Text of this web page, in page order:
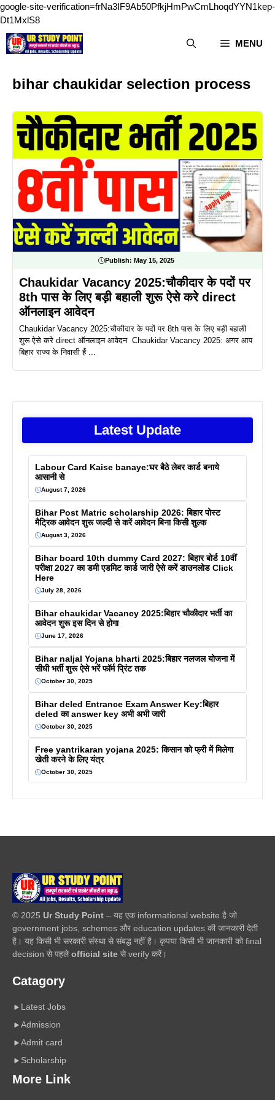
google-site-verification=frNa3IF9Ab50PfkjHmPwCmLhoqdYYN1kep-
Dt1MxlS8Skip
to
content
MENU
bihar chaukidar selection process
Publish: May 15, 2025
Chaukidar Vacancy 2025:चौकीदार के पदों पर
8th पास के लिए बड़ी बहाली शुरू ऐसे करे direct
ऑनलाइन आवेदन
Chaukidar Vacancy 2025:चौकीदार के पदों पर 8th पास के लिए बड़ी बहाली
शुरू ऐसे करे direct ऑनलाइन आवेदन Chaukidar Vacancy 2025: अगर आप
बिहार राज्य के निवासी हैं ...
Latest Update
Labour Card Kaise banaye:घर बैठे लेबर कार्ड बनाये
आसानी से
August 7, 2026
Bihar Post Matric scholarship 2026: बिहार पोस्ट
मैट्रिक आवेदन शुरू जल्दी से करें आवेदन बिना किसी शुल्क
August 3, 2026
Bihar board 10th dummy Card 2027: बिहार बोर्ड 10वीं
परीक्षा 2027 का डमी एडमिट कार्ड जारी ऐसे करें डाउनलोड Click
Here
July 28, 2026
Bihar chaukidar Vacancy 2025:बिहार चौकीदार भर्ती का
आवेदन शुरू इस दिन से होगा
June 17, 2026
Bihar naljal Yojana bharti 2025:बिहार नलजल योजना में
सीधी भर्ती शुरू ऐसे भरें फॉर्म प्रिंट तक
October 30, 2025
Bihar deled Entrance Exam Answer Key:बिहार
deled का answer key अभी अभी जारी
October 30, 2025
Free yantrikaran yojana 2025: किसान को फ्री में मिलेगा
खेती करने के लिए यंत्र
October 30, 2025
© 2025 Ur Study Point – यह एक informational website है जो
government jobs, schemes और education updates की जानकारी देती
है। यह किसी भी सरकारी संस्था से संबद्ध नहीं है। कृपया किसी भी जानकारी को final
decision से पहलेofficial site से verify करें।
Catagory
Latest Jobs
Admission
Admit card
Scholarship
More Link